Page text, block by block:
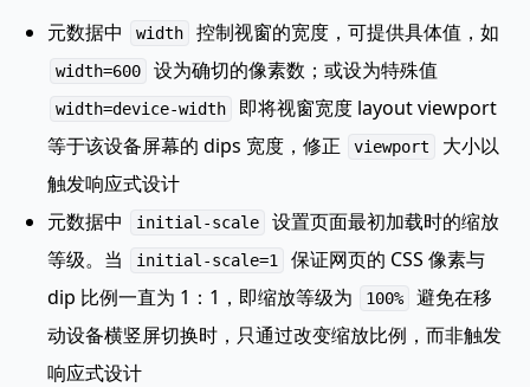
元数据中 width 控制视窗的宽度，可提供具体值，如
width=600 设为确切的像素数；或设为特殊值
width=device-width
即将视窗宽度 layout viewport
等于该设备屏幕的 dips 宽度，修正
viewport
大小以
触发响应式设计
元数据中
initial-scale
设置页面最初加载时的缩放
等级。当
initial-scale=1
保证网页的 CSS 像素与
dip 比例一直为 1：1，即缩放等级为
100%
避免在移
动设备横竖屏切换时，只通过改变缩放比例，而非触发
响应式设计